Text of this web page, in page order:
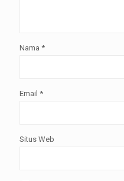
Nama *
Email *
Situs Web